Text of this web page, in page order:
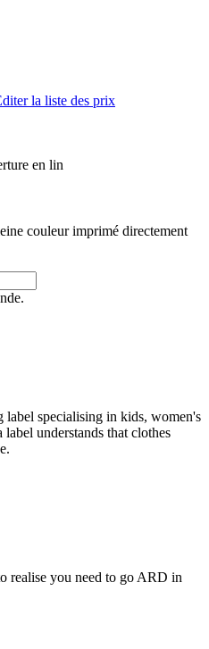
la liste des prix
en lin
couleur imprimé directement
specialising in kids, women's
understands that clothes
realise you need to go ARD in